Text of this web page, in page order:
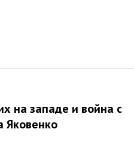
на западе и война с
Яковенко